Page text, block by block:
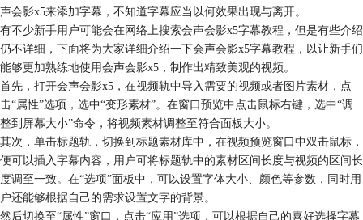
声会影x5来添加字幕，不知道字幕应当以何效果出现与离开。
有不少新手用户可能会在网络上搜索会声会影x5字幕教程，但是有些介绍
仍不详细，下面将为大家详细介绍一下会声会影x5字幕教程，以让新手们
能够更加熟练地使用会声会影x5，制作出精致美观的视频。
首先，打开会声会影x5，在视频轨中导入需要的视频或者图片素材，点
击“属性”选项，选中“变形素材”。在窗口预览中点击鼠标右键，选中“调
整到屏幕大小”命令，将视频素材调整至符合面板大小。
其次，单击标题轨，切换到标题素材库中，在视频预览窗口中双击鼠标，
便可以插入字幕内容，用户可将标题轨中的素材区间长度与视频的区间长
度调至一致。在“选项”面板中，可以设置字体大小、颜色等参数，同时用
户还能够根据自己的需求设置文字的背景。
然后切换至“属性”窗口，点击“应用”选项，可以根据自己的喜好选择字幕